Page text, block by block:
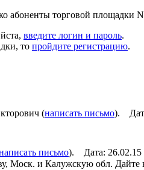
абоненты торговой площадки
введите логин и пароль.
то пройдите регистрацию.
(написать письмо).
письмо). Дата: 26.02.15
Моск. и Калужскую обл. Дайте